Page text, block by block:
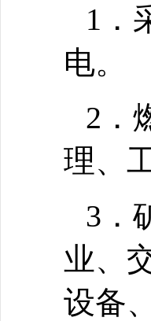
1．
电。
2．
理、
3．
业、
设备